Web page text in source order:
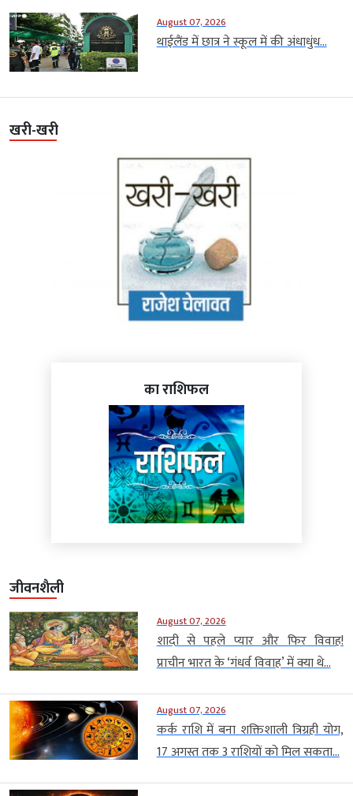
August 07, 2026
थाईलैंड में छात्र ने स्कूल में की अंधाधुंध...
खरी-खरी
का राशिफल
जीवनशैली
August 07, 2026
शादी से पहले प्यार और फिर विवाह!
प्राचीन भारत के ‘गंधर्व विवाह’ में क्या थे...
August 07, 2026
कर्क राशि में बना शक्तिशाली त्रिग्रही योग,
17 अगस्त तक 3 राशियों को मिल सकता...